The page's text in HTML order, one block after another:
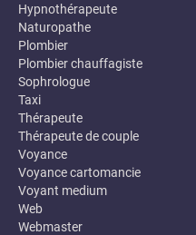
Hypnothérapeute
Naturopathe
Plombier
Plombier chauffagiste
Sophrologue
Taxi
Thérapeute
Thérapeute de couple
Voyance
Voyance cartomancie
Voyant medium
Web
Webmaster